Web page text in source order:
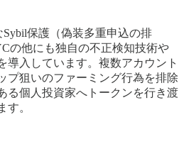
Sybil保護（偽装多重申込の排
の他にも独自の不正検知技術や
導入しています。複数アカウント
プ狙いのファーミング行為を排除
る個人投資家へトークンを行き渡
す。